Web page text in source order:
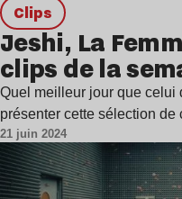
clips
Jeshi, La
clips de la
Quel meilleur jour que celui
présenter cette sélection
21 juin 2024